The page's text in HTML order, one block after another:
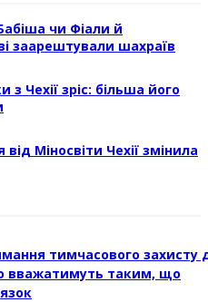
чи Фіали й
заарештували шахраїв
з Чехії зріс: більша його
Міносвіти Чехії змінила
тимчасового захисту
вважатимуть таким, що